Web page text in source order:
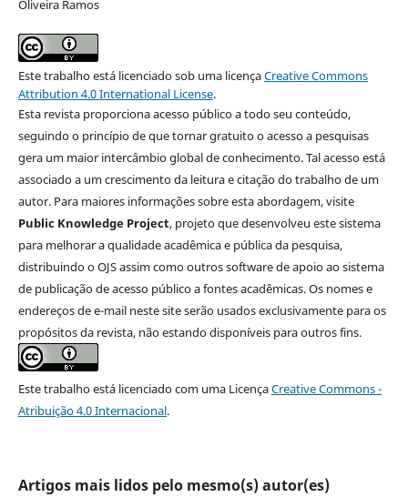
Oliveira Ramos
Este trabalho está licenciado sob uma licençaCreative Commons
Attribution 4.0 International License.
Esta revista proporciona acesso público a todo seu conteúdo,
seguindo o princípio de que tornar gratuito o acesso a pesquisas
gera um maior intercâmbio global de conhecimento. Tal acesso está
associado a um crescimento da leitura e citação do trabalho de um
autor. Para maiores informações sobre esta abordagem, visite
Public Knowledge Project, projeto que desenvolveu este sistema
para melhorar a qualidade acadêmica e pública da pesquisa,
distribuindo o OJS assim como outros software de apoio ao sistema
de publicação de acesso público a fontes acadêmicas. Os nomes e
endereços de e-mail neste site serão usados exclusivamente para os
propósitos da revista, não estando disponíveis para outros fins.
Este trabalho está licenciado com uma LicençaCreative Commons -
Atribuição 4.0 Internacional.
Artigos mais lidos pelo mesmo(s) autor(es)